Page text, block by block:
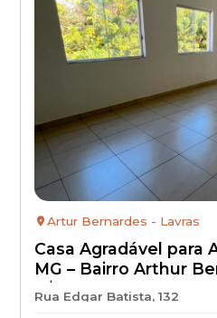
Artur Bernardes - Lavras
Casa Agradável para
MG – Bairro Arthur
R$ 2.100 + IPTU +
Rua Edgar Batista, 132